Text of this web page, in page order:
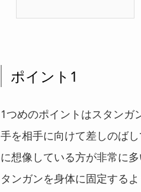
ポイント1
1つめのポイントはスタンガ
手を相手に向けて差しのば
に想像している方が非常に
タンガンを身体に固定する